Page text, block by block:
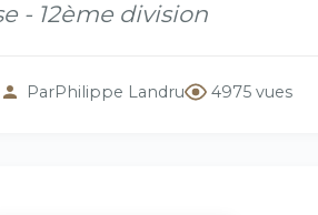
- 12ème division
ParPhilippe Landru 4975 vues